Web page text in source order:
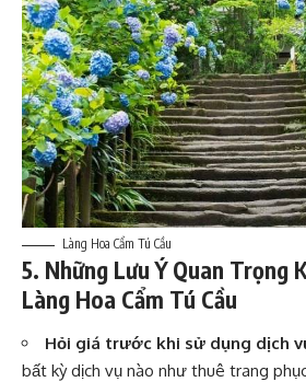
Làng Hoa Cẩm Tú Cầu
5. Những Lưu Ý Quan Trọng
Làng Hoa Cẩm Tú Cầu
Hỏi giá trước khi sử dụng dịch
bất kỳ dịch vụ nào như thuê trang